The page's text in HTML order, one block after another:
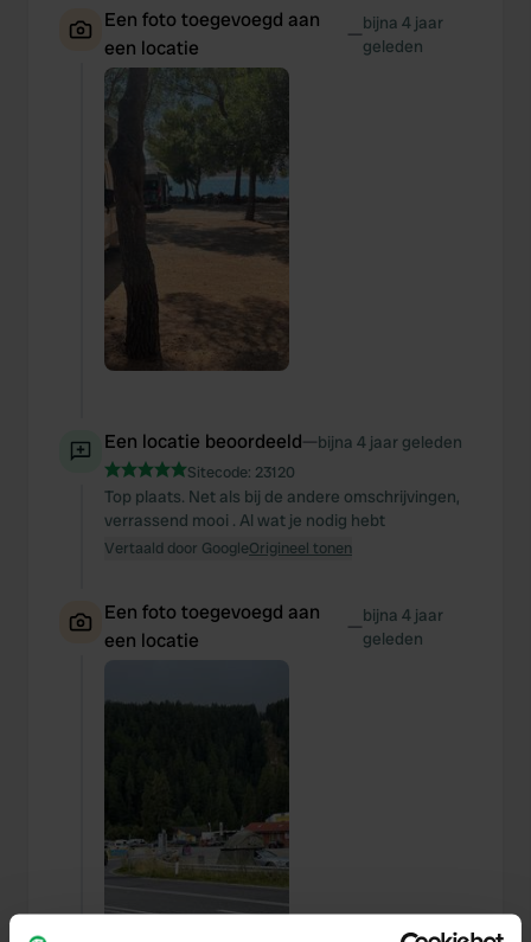
Een foto toegevoegd aan
een locatie
—bijna 4 jaar
geleden
Een locatie beoordeeld—bijna 4 jaar geleden
Sitecode: 23120
Top plaats. Net als bij de andere omschrijvingen,
verrassend mooi . Al wat je nodig hebt
Vertaald door GoogleOrigineel tonen
Een foto toegevoegd aan
een locatie
—bijna 4 jaar
geleden